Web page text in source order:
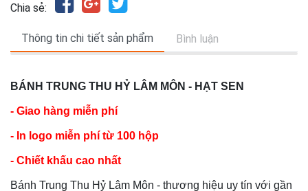
Chia sẻ:
Thông tin chi tiết sản phẩm Bình luận
BÁNH TRUNG THU HỶ LÂM MÔN - HẠT SEN
- Giao hàng miễn phí
- In logo miễn phí từ 100 hộp
- Chiết khấu cao nhất
Bánh Trung Thu Hỷ Lâm Môn - thương hiệu uy tín với gần